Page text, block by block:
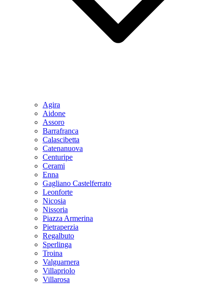
Agira
Aidone
Assoro
Barrafranca
Calascibetta
Catenanuova
Centuripe
Cerami
Enna
Gagliano Castelferrato
Leonforte
Nicosia
Nissoria
Piazza Armerina
Pietraperzia
Regalbuto
Sperlinga
Troina
Valguarnera
Villapriolo
Villarosa